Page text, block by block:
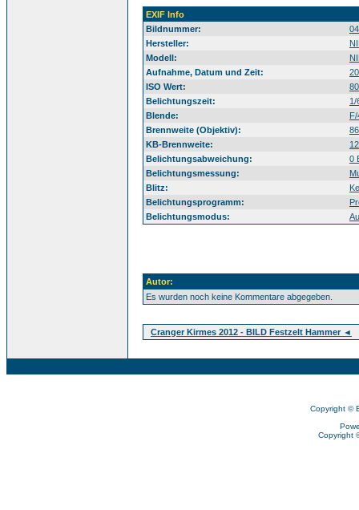
EXIF Info
Bildnummer:
Hersteller:
Modell:
Aufnahme, Datum und Zeit:
ISO Wert:
Belichtungszeit:
1/
Blende:
F/
Brennweite (Objektiv):
KB-Brennweite:
Belichtungsabweichung:
0
Belichtungsmessung:
Blitz:
Belichtungsprogramm:
Belichtungsmodus:
Autor:
Es wurden noch keine Kommentare abgegeben.
Cranger Kirmes 2012 - BILD Festzelt Hammer ◄
Copyright ©
Copyright